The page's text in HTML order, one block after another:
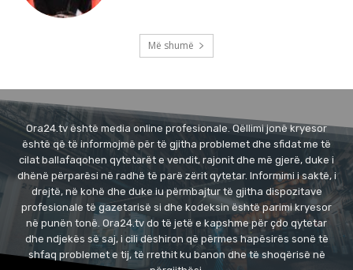
Më shumë
Ora24.tv është media online profesionale. Qëllimi jonë kryesor
është që të informojmë për të gjitha problemet dhe sfidat me të
cilat ballafaqohen qytetarët e vendit, rajonit dhe më gjerë, duke i
dhënë përparësi në radhë të parë zërit qytetar. Informimi i saktë, i
drejtë, në kohë dhe duke iu përmbajtur të gjitha dispozitave
profesionale të gazetarisë si dhe kodeksin është parimi kryesor
në punën tonë. Ora24.tv do të jetë e kapshme për çdo qytetar
dhe ndjekës së saj, i cili dëshiron që përmes hapësirës sonë të
shfaq problemet e tij, të rrethit ku banon dhe të shoqërisë në